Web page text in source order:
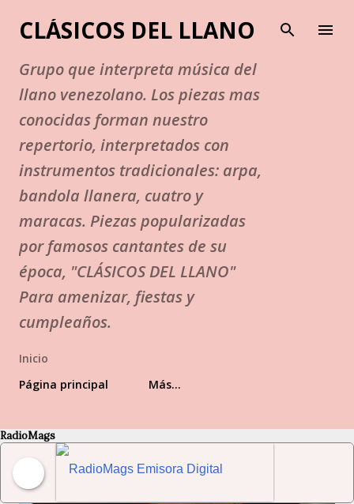
Ir al contenido principal
CLÁSICOS DEL LLANO
Grupo que interpreta música del
llano venezolano. Los piezas mas
conocidas forman nuestro
repertorio, interpretados con
instrumentos tradicionales: arpa,
bandola llanera, cuatro y
maracas. Piezas popularizadas
por famosos cantantes de su
época, "CLÁSICOS DEL LLANO"
Para amenizar, fiestas y
cumpleaños.
Inicio
Página principal
Más…
Entradas
RadioMags